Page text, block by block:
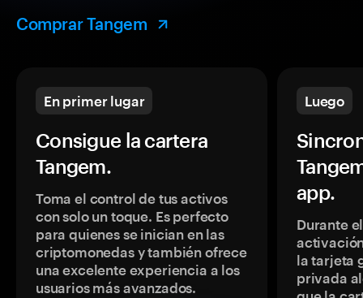
Comprar Tangem
En primer lugar
Consigue la cartera
Tangem.
Toma el control de tus activos
con solo un toque. Es perfecto
para quienes se inician en las
criptomonedas y también ofrece
una excelente experiencia a los
usuarios más avanzados.
Luego
app.
Durante
la tarjeta
privada